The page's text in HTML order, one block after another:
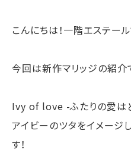
こんにちは！一階エステー
今回は新作マリッジの紹介
Ivy of love -ふたりの愛は
アイビーのツタをイメー
す！